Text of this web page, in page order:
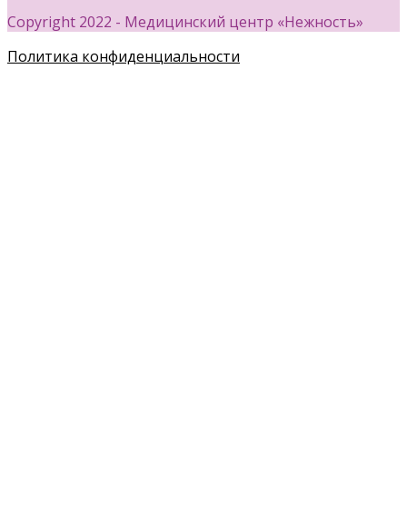
Copyright 2022 - Медицинский центр «Нежность»
Политика конфиденциальности